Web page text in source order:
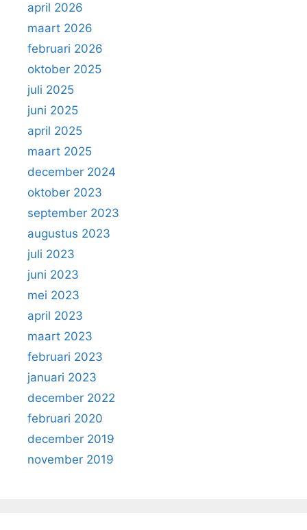
april 2026
maart 2026
februari 2026
oktober 2025
juli 2025
juni 2025
april 2025
maart 2025
december 2024
oktober 2023
september 2023
augustus 2023
juli 2023
juni 2023
mei 2023
april 2023
maart 2023
februari 2023
januari 2023
december 2022
februari 2020
december 2019
november 2019